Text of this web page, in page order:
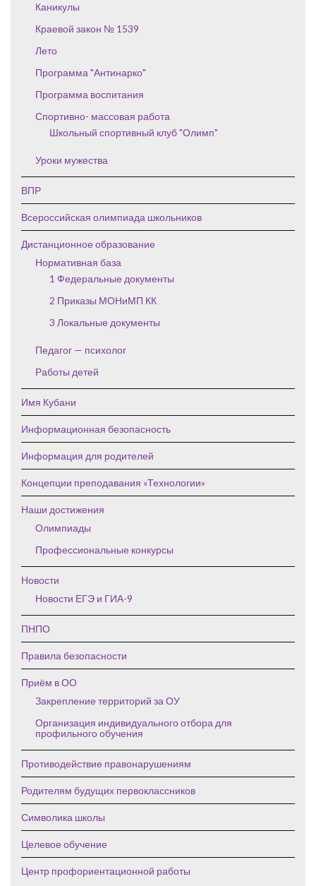
Каникулы
Краевой закон № 1539
Лето
Программа "Антинарко"
Программа воспитания
Спортивно- массовая работа
Школьный спортивный клуб "Олимп"
Уроки мужества
ВПР
Всероссийская олимпиада школьников
Дистанционное образование
Нормативная база
1 Федеральные документы
2 Приказы МОНиМП КК
3 Локальные документы
Педагог — психолог
Работы детей
Имя Кубани
Информационная безопасность
Информация для родителей
Концепции преподавания «Технологии»
Наши достижения
Олимпиады
Профессиональные конкурсы
Новости
Новости ЕГЭ и ГИА-9
ПНПО
Правила безопасности
Приём в ОО
Закрепление территорий за ОУ
Организация индивидуального отбора для
профильного обучения
Противодействие правонарушениям
Родителям будущих первоклассников
Символика школы
Целевое обучение
Центр профориентационной работы